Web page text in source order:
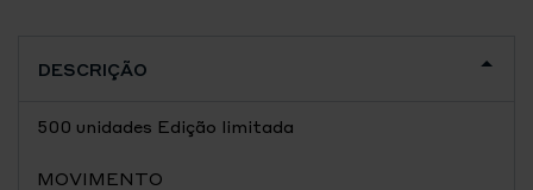
DESCRIÇÃO
500 unidades Edição limitada
MOVIMENTO